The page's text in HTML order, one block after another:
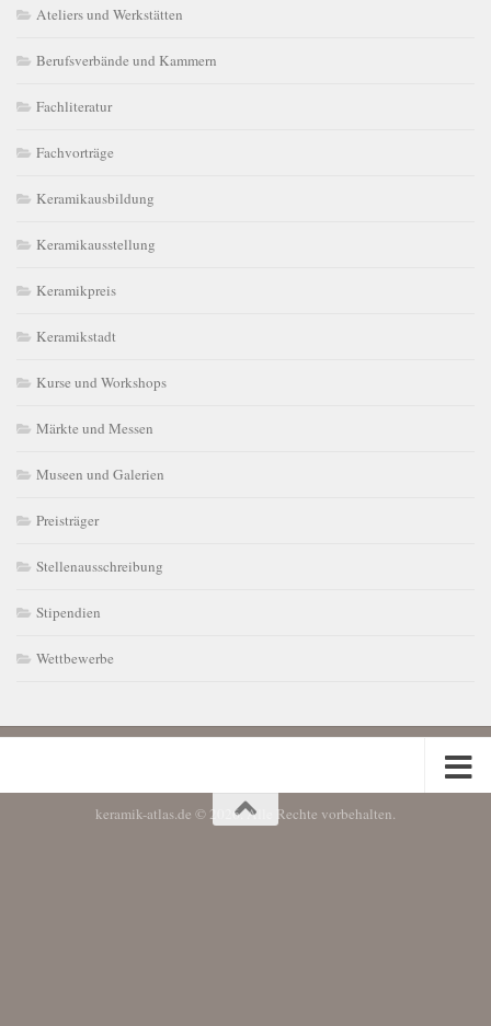
Ateliers und Werkstätten
Berufsverbände und Kammern
Fachliteratur
Fachvorträge
Keramikausbildung
Keramikausstellung
Keramikpreis
Keramikstadt
Kurse und Workshops
Märkte und Messen
Museen und Galerien
Preisträger
Stellenausschreibung
Stipendien
Wettbewerbe
keramik-atlas.de © 2026. Alle Rechte vorbehalten.